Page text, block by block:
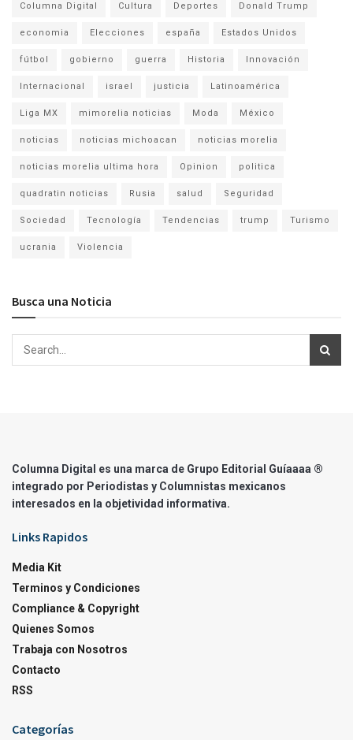
Columna Digital Cultura Deportes Donald Trump
economia Elecciones españa Estados Unidos
fútbol gobierno guerra Historia Innovación
Internacional israel justicia Latinoamérica
Liga MX mimorelia noticias Moda México
noticias noticias michoacan noticias morelia
noticias morelia ultima hora Opinion politica
quadratin noticias Rusia salud Seguridad
Sociedad Tecnología Tendencias trump Turismo
ucrania Violencia
Busca una Noticia
Columna Digital es una marca de Grupo Editorial Guíaaaa ®
integrado por Periodistas y Columnistas mexicanos
interesados en la objetividad informativa.
Links Rapidos
Media Kit
Terminos y Condiciones
Compliance & Copyright
Quienes Somos
Trabaja con Nosotros
Contacto
RSS
Categorías